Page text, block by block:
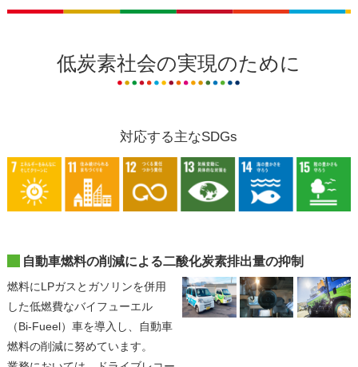
低炭素社会の実現のために
対応する主なSDGs
自動車燃料の削減による二酸化炭素排出量の抑制
燃料にLPガスとガソリンを併用
した低燃費なバイフューエル
（Bi-Fueel）車を導入し、自動車
燃料の削減に努めています。